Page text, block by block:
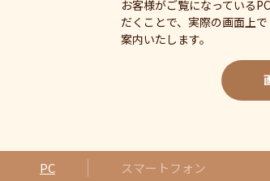
お客様がご覧になっている
だくことで、実際の画面上
案内いたします。
PC スマートフォン